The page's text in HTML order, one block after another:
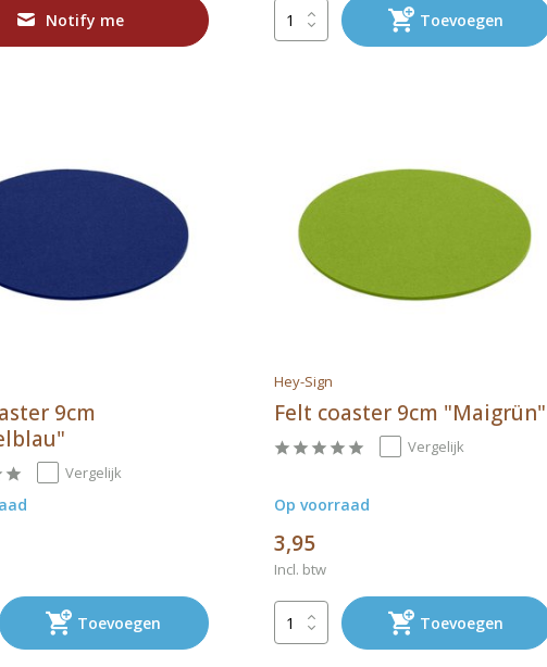
Notify me Toevoegen
9cm
Vergelijk
Toevoegen
Hey-Sign
Felt coaster 9cm "Maigrün"
Vergelijk
Op voorraad
3,95
Incl. btw
Toevoegen